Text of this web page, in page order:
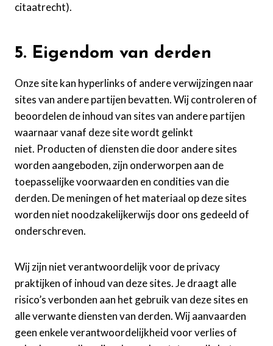
citaatrecht).
5. Eigendom van derden
Onze site kan hyperlinks of andere verwijzingen naar
sites van andere partijen bevatten. Wij controleren of
beoordelen de inhoud van sites van andere partijen
waarnaar vanaf deze site wordt gelinkt
niet. Producten of diensten die door andere sites
worden aangeboden, zijn onderworpen aan de
toepasselijke voorwaarden en condities van die
derden. De meningen of het materiaal op deze sites
worden niet noodzakelijkerwijs door ons gedeeld of
onderschreven.
Wij zijn niet verantwoordelijk voor de privacy
praktijken of inhoud van deze sites. Je draagt alle
risico’s verbonden aan het gebruik van deze sites en
alle verwante diensten van derden. Wij aanvaarden
geen enkele verantwoordelijkheid voor verlies of